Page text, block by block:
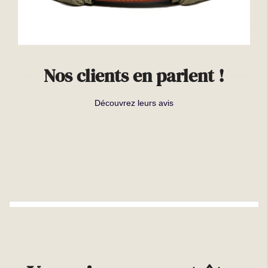
Nos clients en parlent !
Découvrez leurs avis